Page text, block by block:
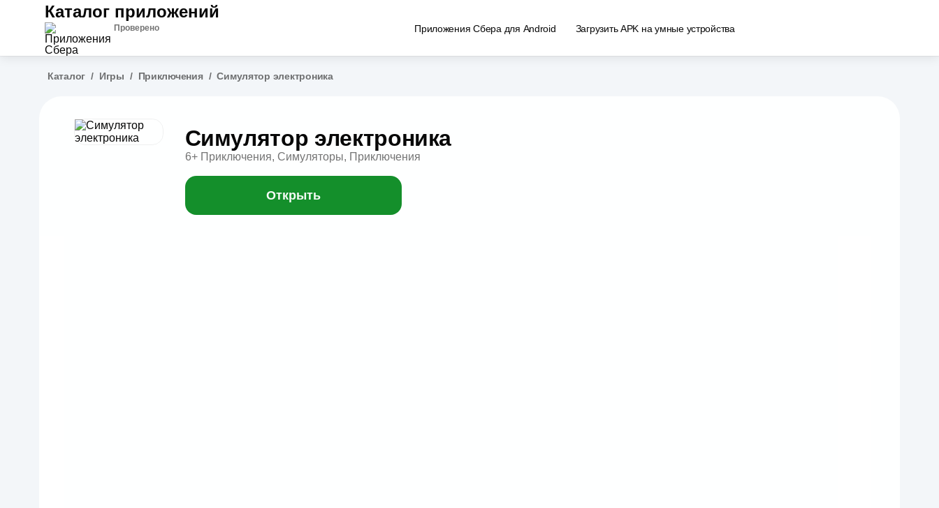
Каталог приложений
Проверено Приложения Сбера для Android Загрузить APK на умные устройства
Каталог / Игры / Приключения / Симулятор электроника
Симулятор электроника
6+ Приключения, Симуляторы, Приключения
Открыть